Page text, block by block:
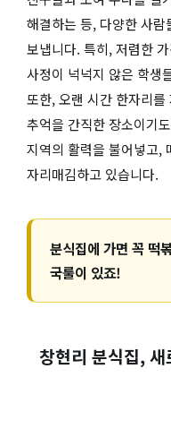
해결하는 등, 다양한 사
보냅니다. 특히, 저렴한
사정이 넉넉지 않은 학생
또한, 오랜 시간 한자리
추억을 간직한 장소이기
지역의 활력을 불어넣고,
자리매김하고 있습니다.
분식집에 가면 꼭 떡
국룰이 있죠!
창현리 분식집,